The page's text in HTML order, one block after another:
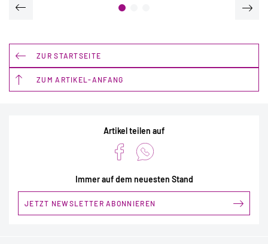
ZUR STARTSEITE
ZUM ARTIKEL-ANFANG
Artikel teilen auf
Immer auf dem neuesten Stand
JETZT NEWSLETTER ABONNIEREN